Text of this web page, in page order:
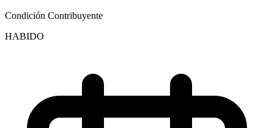
Condición Contribuyente
HABIDO